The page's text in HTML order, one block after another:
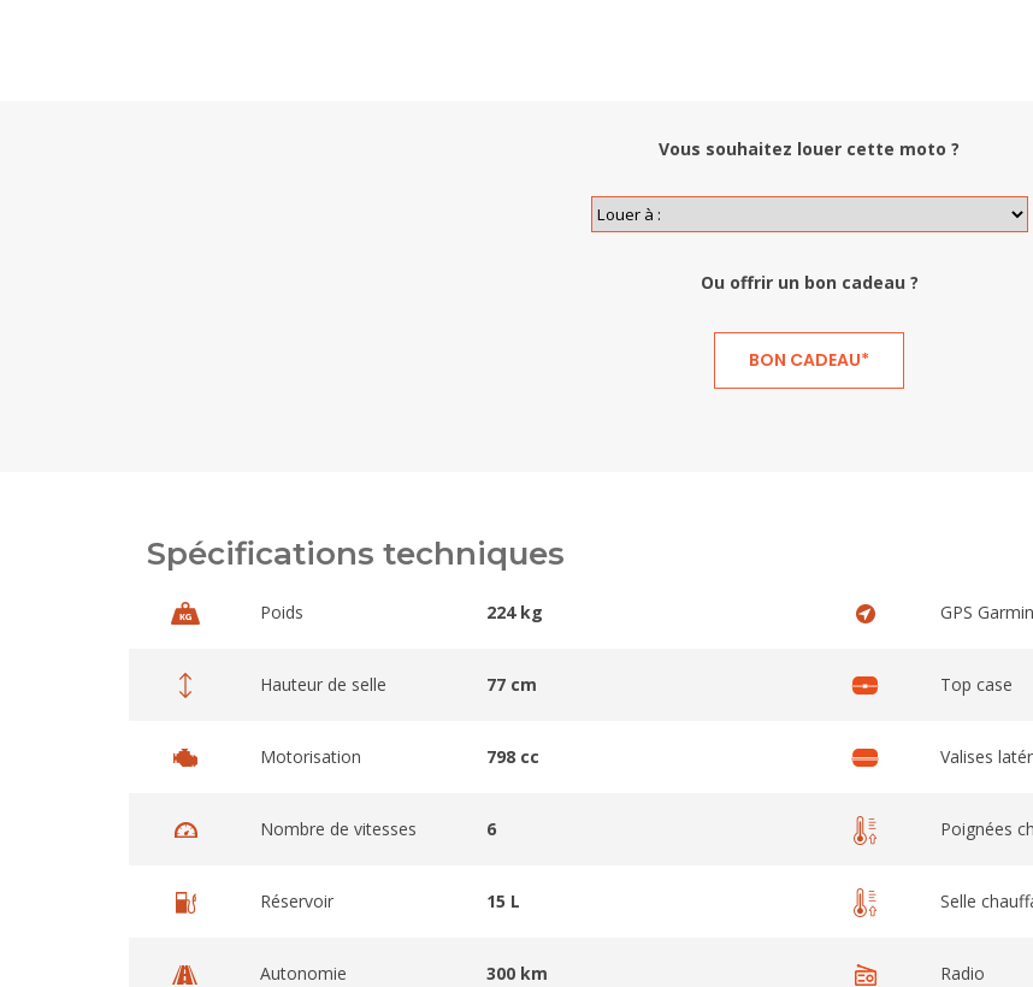
Vous souhaitez louer cette moto ?
Ou offrir un bon cadeau ?
BON CADEAU*
Spécifications techniques
Poids 224 kg
Hauteur de selle 77 cm
Motorisation 798 cc
Nombre de vitesses 6
Réservoir 15 L
Autonomie 300 km
GPS Garmin
Top case
Valises
Poignées
Selle
Radio